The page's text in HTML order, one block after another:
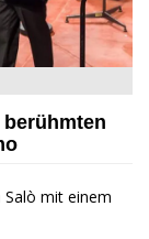
Salò mit einem